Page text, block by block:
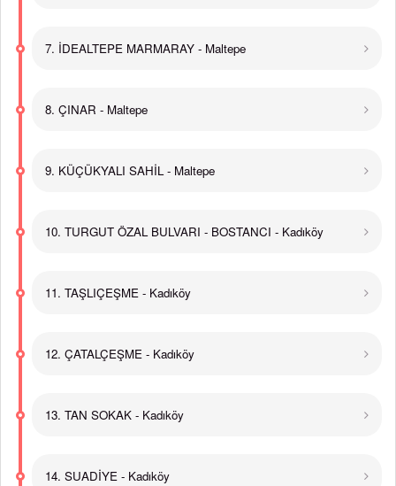
7. İDEALTEPE MARMARAY - Maltepe
8. ÇINAR - Maltepe
9. KÜÇÜKYALI SAHİL - Maltepe
10. TURGUT ÖZAL BULVARI - BOSTANCI - Kadıköy
11. TAŞLIÇEŞME - Kadıköy
12. ÇATALÇEŞME - Kadıköy
13. TAN SOKAK - Kadıköy
14. SUADİYE - Kadıköy